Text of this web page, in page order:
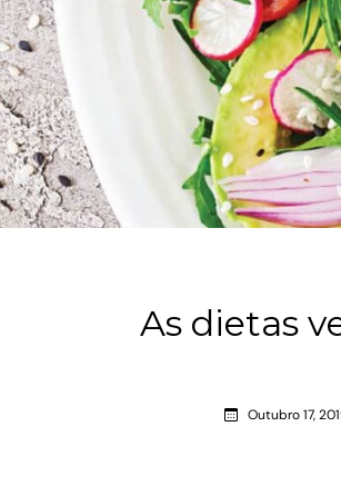
As dietas
Outubro 17,